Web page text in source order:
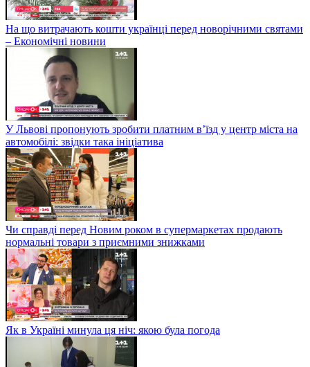
На що витрачають кошти українці перед новорічними святами
– Економічні новини
У Львові пропонують зробити платним в’їзд у центр міста на
автомобілі: звідки така ініціатива
Чи справді перед Новим роком в супермаркетах продають
нормальні товари з приємними знижками
Як в Україні минула ця ніч: якою була погода